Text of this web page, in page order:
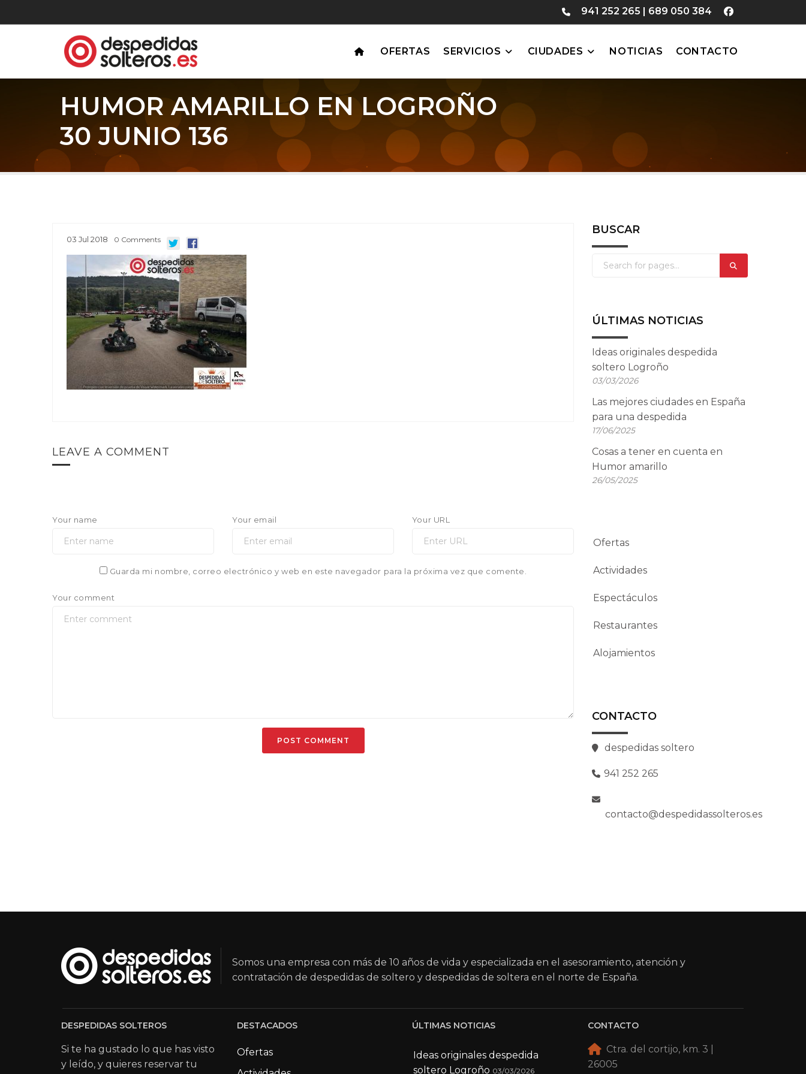
941 252 265 | 689 050 384
OFERTAS SERVICIOS CIUDADES NOTICIAS CONTACTO
HUMOR AMARILLO EN LOGROÑO
30 JUNIO 136
03 Jul 2018 0 Comments
LEAVE A COMMENT
Your name Your email Your URL
Guarda mi nombre, correo electrónico y web en este navegador para la próxima vez que comente.
Your comment
BUSCAR
ÚLTIMAS NOTICIAS
Ideas originales despedida
soltero Logroño
03/03/2026
Las mejores ciudades en España
para una despedida
17/06/2025
Cosas a tener en cuenta en
Humor amarillo
26/05/2025
Ofertas
Actividades
Espectáculos
Restaurantes
Alojamientos
CONTACTO
despedidas soltero
941 252 265
contacto@despedidassolteros.es
Somos una empresa con más de 10 años de vida y especializada en el asesoramiento, atención y
contratación de despedidas de soltero y despedidas de soltera en el norte de España.
DESPEDIDAS SOLTEROS
Si te ha gustado lo que has visto
y leído, y quieres reservar tu
DESTACADOS
Ofertas
ÚLTIMAS NOTICIAS
Ideas originales despedida
soltero Logroño 03/03/2026
CONTACTO
Ctra. del cortijo, km. 3 |
26005